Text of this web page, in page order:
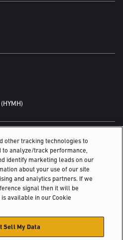
Inc., all rights reserved.
nhận
Điều khoản Dịch vụ
other tracking technologies to
to analyze/track performance,
identify marketing leads on our
about your use of our site
and analytics partners. If we
signal then it will be
available in our Cookie
Sell My Data